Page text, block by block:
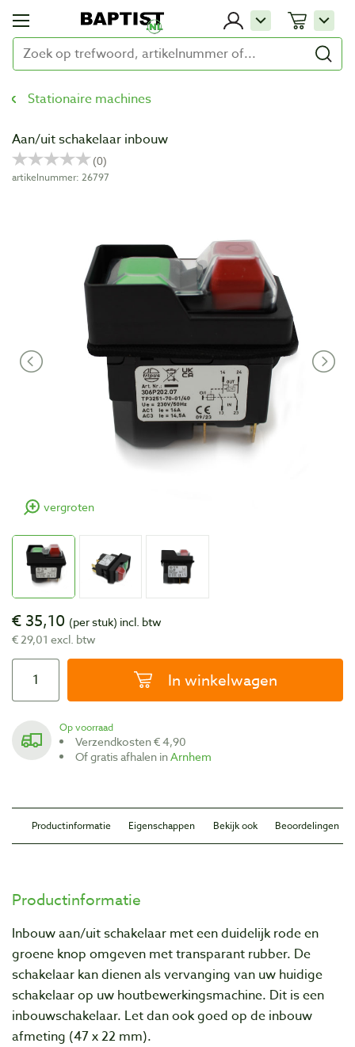
Stationaire machines
Aan/uit schakelaar inbouw
artikelnummer: 26797
vergroten
€ 35,10 (per stuk) incl. btw
€ 29,01 excl. btw
In winkelwagen
Op voorraad
Verzendkosten € 4,90
Of gratis afhalen inArnhem
Productinformatie Eigenschappen Bekijk ook Beoordelingen
Productinformatie
Inbouw aan/uit schakelaar met een duidelijk rode en
groene knop omgeven met transparant rubber. De
schakelaar kan dienen als vervanging van uw huidige
schakelaar op uw houtbewerkingsmachine. Dit is een
inbouwschakelaar. Let dan ook goed op de inbouw
afmeting (47 x 22 mm).